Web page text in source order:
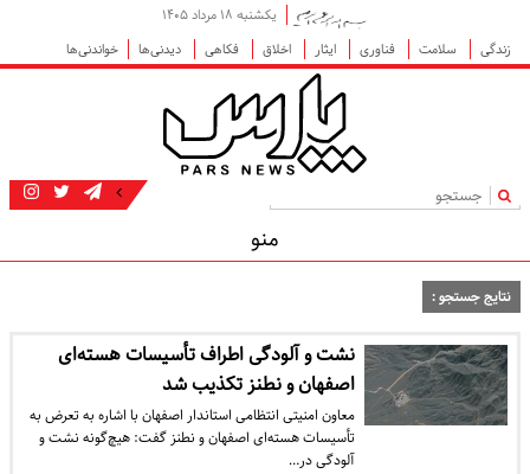
یکشنبه ۱۸ مرداد ۱۴۰۵
زندگی
سلامت فناوری ایثار اخلاق فکاهی دیدنی‌ها خواندنی‌ها
|
منو
نتایج جستجو :
نشت و آلودگی اطراف تأسیسات هسته‌ای
اصفهان و نطنز تکذیب شد
معاون امنیتی انتظامی استاندار اصفهان با اشاره به تعرض به
تأسیسات هسته‌ای اصفهان و نطنز گفت: هیچ‌گونه نشت و
آلودگی در…